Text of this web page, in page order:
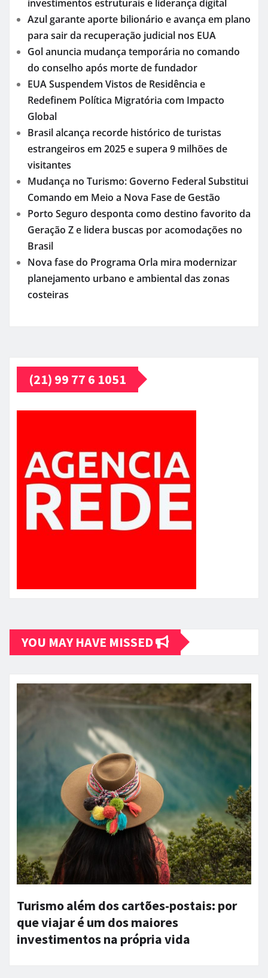
investimentos estruturais e liderança digital
Azul garante aporte bilionário e avança em plano
para sair da recuperação judicial nos EUA
Gol anuncia mudança temporária no comando
do conselho após morte de fundador
EUA Suspendem Vistos de Residência e
Redefinem Política Migratória com Impacto
Global
Brasil alcança recorde histórico de turistas
estrangeiros em 2025 e supera 9 milhões de
visitantes
Mudança no Turismo: Governo Federal Substitui
Comando em Meio a Nova Fase de Gestão
Porto Seguro desponta como destino favorito da
Geração Z e lidera buscas por acomodações no
Brasil
Nova fase do Programa Orla mira modernizar
planejamento urbano e ambiental das zonas
costeiras
(21) 99 77 6 1051
YOU MAY HAVE MISSED
Turismo além dos cartões-postais: por
que viajar é um dos maiores
investimentos na própria vida